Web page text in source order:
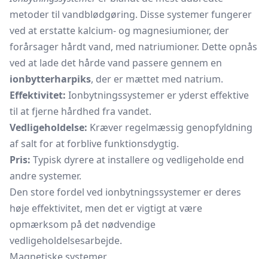
metoder til vandblødgøring. Disse systemer fungerer
ved at erstatte kalcium- og magnesiumioner, der
forårsager hårdt vand, med natriumioner. Dette opnås
ved at lade det hårde vand passere gennem en
ionbytterharpiks, der er mættet med natrium.
Effektivitet: Ionbytningssystemer er yderst effektive
til at fjerne hårdhed fra vandet.
Vedligeholdelse: Kræver regelmæssig genopfyldning
af salt for at forblive funktionsdygtig.
Pris: Typisk dyrere at installere og vedligeholde end
andre systemer.
Den store fordel ved ionbytningssystemer er deres
høje effektivitet, men det er vigtigt at være
opmærksom på det nødvendige
vedligeholdelsesarbejde.